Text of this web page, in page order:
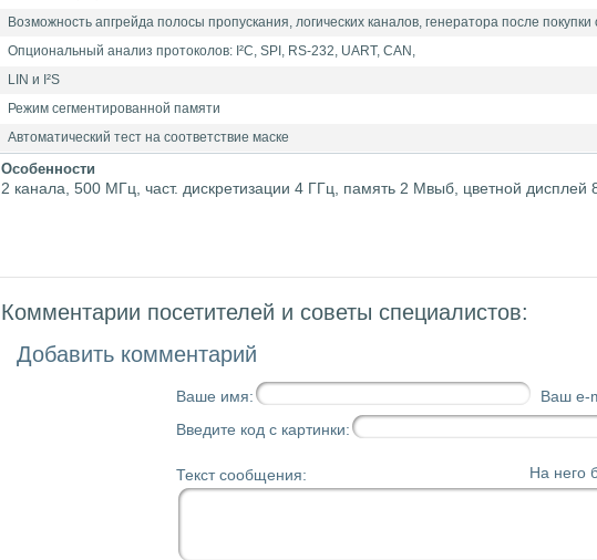
Возможность апгрейда полосы пропускания, логических каналов, генератора после
Опциональный анализ протоколов: I²C, SPI, RS-232, UART, CAN,
LIN и I²S
Режим сегментированной памяти
Автоматический тест на соответствие маске
Особенности
2 канала, 500 МГц, част. дискретизации 4 ГГц, память 2 Мвыб, цветной дисплей
Комментарии посетителей и советы специалистов:
Добавить комментарий
Ваше имя:
Ваш e-
Введите код с картинки:
Текст сообщения:
На него